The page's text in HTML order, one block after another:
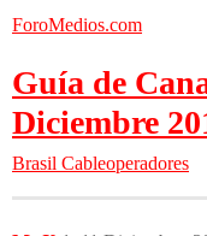
ForoMedios.com
Guía de
Diciembre
Brasil Cableoperadores